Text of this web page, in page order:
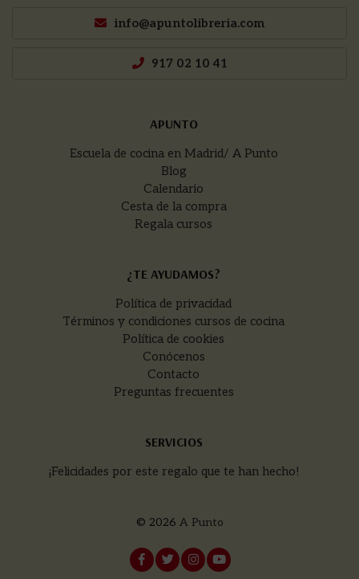
info@apuntolibreria.com
917 02 10 41
APUNTO
Escuela de cocina en Madrid/ A Punto
Blog
Calendario
Cesta de la compra
Regala cursos
¿TE AYUDAMOS?
Política de privacidad
Términos y condiciones cursos de cocina
Política de cookies
Conócenos
Contacto
Preguntas frecuentes
SERVICIOS
¡Felicidades por este regalo que te han hecho!
© 2026 A Punto